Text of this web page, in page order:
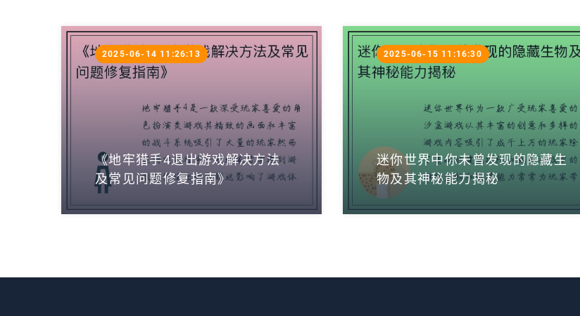
《地牢猎手4退出游戏解决方法
及常见问题修复指南》
2025-06-14 11:26:13
迷你世界中你未曾发现的隐藏生
物及其神秘能力揭秘
2025-06-15 11:16:30